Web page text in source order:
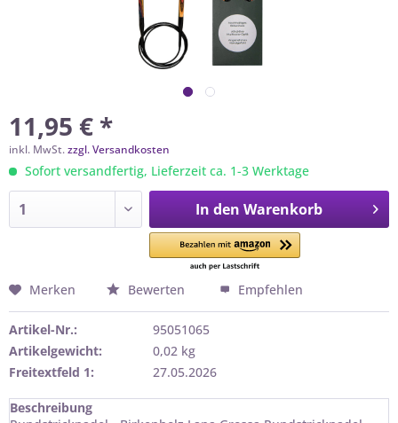
11,95 € *
inkl. MwSt.zzgl. Versandkosten
Sofort versandfertig, Lieferzeit ca. 1-3 Werktage
In den Warenkorb
Merken Bewerten Empfehlen
Artikel-Nr.:
95051065
Artikelgewicht:
0,02 kg
Freitextfeld 1:
27.05.2026
Beschreibung